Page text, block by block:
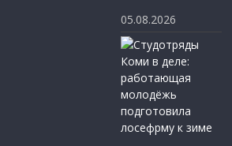
05.08.2026